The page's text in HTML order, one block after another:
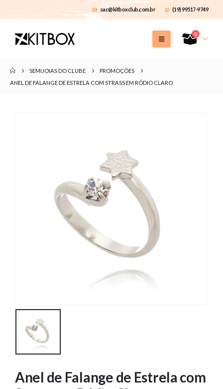
sac@kitboxclub.com.br (19) 99517-9749
0
SEMIJOIAS DO CLUBE
PROMOÇÕES
ANEL DE FALANGE DE ESTRELA COM STRASS EM RÓDIO CLARO
Anel de Falange de Estrela com